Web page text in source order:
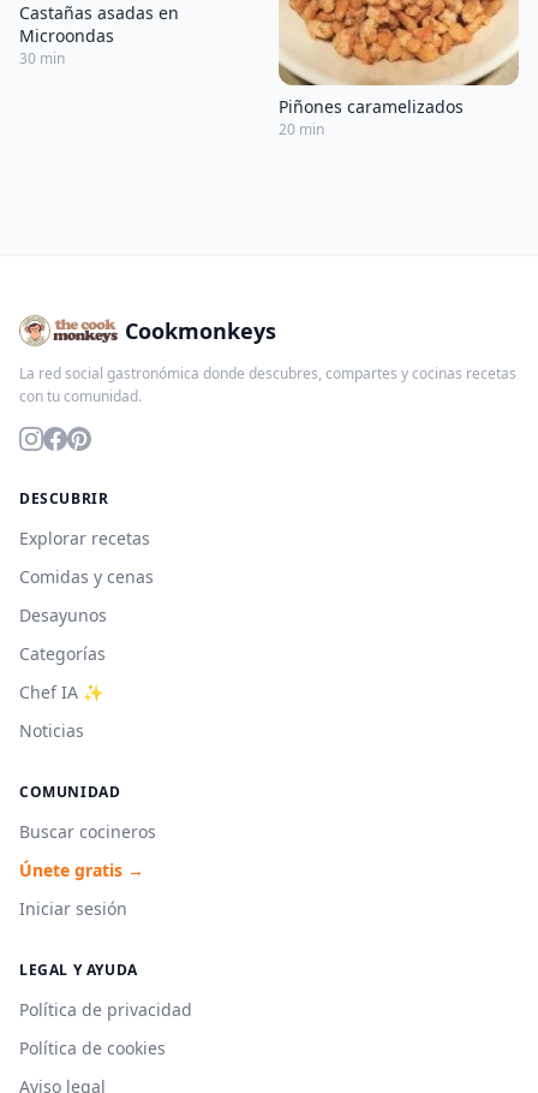
Castañas asadas en
Microondas
30 min
Piñones caramelizados
20 min
Cookmonkeys
La red social gastronómica donde descubres, compartes y cocinas recetas
con tu comunidad.
DESCUBRIR
Explorar recetas
Comidas y cenas
Desayunos
Categorías
Chef IA ✨
Noticias
COMUNIDAD
Buscar cocineros
Únete gratis →
Iniciar sesión
LEGAL Y AYUDA
Política de privacidad
Política de cookies
Aviso legal